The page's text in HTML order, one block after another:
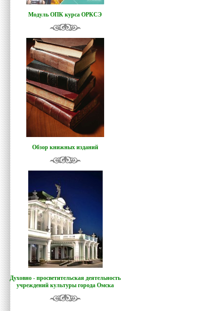
Модуль ОПК курса ОРКСЭ
Обзор книжных изданий
Духовно - просветительская деятельность
учреждений культуры города Омска